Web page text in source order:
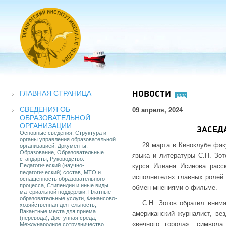
ГЛАВНАЯ СТРАНИЦА
СВЕДЕНИЯ ОБ
ОБРАЗОВАТЕЛЬНОЙ
ОРГАНИЗАЦИИ
Основные сведения, Структура и
органы управления образовательной
организацией, Документы,
Образование, Образовательные
стандарты, Руководство.
Педагогический (научно-
педагогический) состав, МТО и
оснащенность образовательного
процесса, Стипендии и иные виды
материальной поддержки, Платные
образовательные услуги, Финансово-
хозяйственная деятельность,
Вакантные места для приема
(перевода), Доступная среда,
Международное сотрудничество
НОВОСТИ все
09 апреля, 2024
29 марта в Киноклубе
языка и литературы С.Н.
курса Илиана Исинова
исполнителях главных
обмен мнениями о фильме.
С.Н. Зотов обратил
американский журналист,
«вечного города»,